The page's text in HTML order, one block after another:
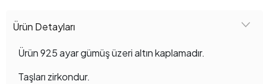
Ürün Detayları
Ürün 925 ayar gümüş üzeri altın kaplamadır.
Taşları zirkondur.